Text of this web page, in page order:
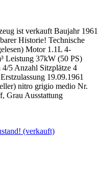
ist verkauft Baujahr 1961
Historie! Technische
Motor 1.1L 4-
Leistung 37kW (50 PS)
5 Anzahl Sitzplätze 4
19.09.1961
nitro grigio medio Nr.
Grau Ausstattung
(verkauft)